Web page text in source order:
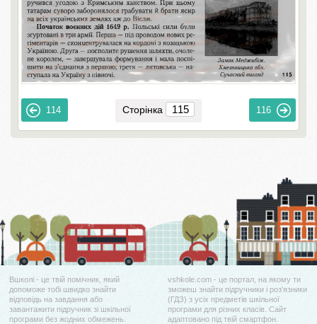
114 Сторінка 116
Вшколі - це твій помічник, який
допоможе тобі швидко знайти
відповідь на завдання або
завантажити підручник зі шкільної
програми без жодних обмежень.
vshkole.com - це портал, на якому ти
зможеш знайти підручники і роз'язники
(ГДЗ) з усіх предметів шкільної
програми для різних класів. Сайт
адаптовано під твій смартфон.